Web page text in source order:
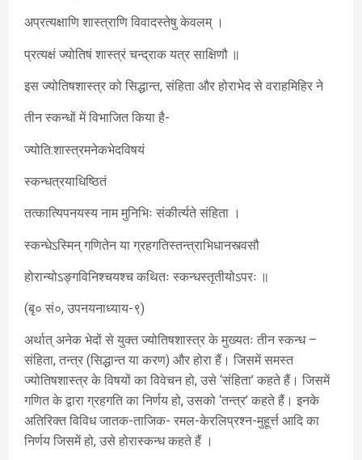
अप्रत्यक्षाणि शास्त्राणि विवादस्तेषु केवलम् ।
प्रत्यक्षं ज्योतिषं शास्त्रं चन्द्राक यत्र साक्षिणौ ॥
इस ज्योतिषशास्त्र को सिद्धान्त, संहिता और होराभेद से वराहमिहिर ने
तीन स्कन्धों में विभाजित किया है-
ज्योति:शास्त्रमनेकभेदविषयं
स्कन्धत्रयाधिष्ठितं
तत्कात्यिपनयस्य नाम मुनिभिः संकीर्त्यते संहिता ।
स्कन्धेऽस्मिन् गणितेन या ग्रहगतिस्तन्त्राभिधानस्त्वसौ
होरान्योऽङ्गविनिश्चयश्च कथितः स्कन्धस्तृतीयोऽपरः ॥
(बृ० सं०, उपनयनाध्याय-९)
अर्थात् अनेक भेदों से युक्त ज्योतिषशास्त्र के मुख्यतः तीन स्कन्ध –
संहिता, तन्त्र (सिद्धान्त या करण) और होरा हैं। जिसमें समस्त
ज्योतिषशास्त्र के विषयों का विवेचन हो, उसे ‘संहिता’ कहते हैं। जिसमें
गणित के द्वारा ग्रहगति का निर्णय हो, उसको ‘तन्त्र’ कहते हैं। इनके
अतिरिक्त विविध जातक-ताजिक- रमल-केरलिप्रश्न-मुहूर्त्त आदि का
निर्णय जिसमें हो, उसे होरास्कन्ध कहते हैं ।